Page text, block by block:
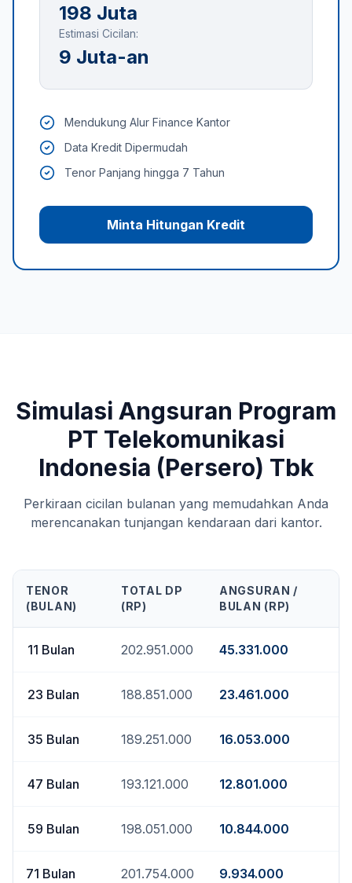
198 Juta
Estimasi Cicilan:
9 Juta-an
Mendukung Alur Finance Kantor
Data Kredit Dipermudah
Tenor Panjang hingga 7 Tahun
Minta Hitungan Kredit
Simulasi Angsuran Program
PT Telekomunikasi
Indonesia (Persero) Tbk
Perkiraan cicilan bulanan yang memudahkan Anda
merencanakan tunjangan kendaraan dari kantor.
TENOR
(BULAN)
TOTAL DP
(RP)
ANGSURAN /
BULAN (RP)
11 Bulan 202.951.000 45.331.000
23 Bulan 188.851.000 23.461.000
35 Bulan 189.251.000 16.053.000
47 Bulan 193.121.000 12.801.000
59 Bulan 198.051.000 10.844.000
71 Bulan 201.754.000 9.934.000